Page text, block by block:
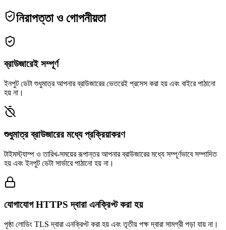
নিরাপত্তা ও গোপনীয়তা
ব্রাউজারেই সম্পূর্ণ
ইনপুট ডেটা শুধুমাত্র আপনার ব্রাউজারের ভেতরেই প্রসেস করা হয় এবং বাইরে পাঠানো
হয় না।
শুধুমাত্র ব্রাউজারের মধ্যে প্রক্রিয়াকরণ
টাইমস্ট্যাম্প ও তারিখ-সময়ের রূপান্তর আপনার ব্রাউজারের মধ্যে সম্পূর্ণভাবে সম্পাদিত
হয় এবং ইনপুট ডেটা সার্ভারে পাঠানো হয় না।
যোগাযোগ HTTPS দ্বারা এনক্রিপ্ট করা হয়
পৃষ্ঠা লোডিং TLS দ্বারা এনক্রিপ্ট করা হয় এবং তৃতীয় পক্ষ দ্বারা সামগ্রী পড়া যায় না।